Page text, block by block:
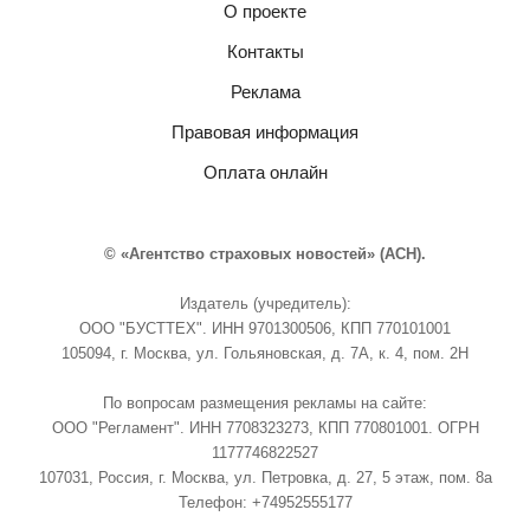
О проекте
Контакты
Реклама
Правовая информация
Оплата онлайн
© «Агентство страховых новостей» (АСН).
Издатель (учредитель):
ООО "БУСТТЕХ". ИНН 9701300506, КПП 770101001
105094, г. Москва, ул. Гольяновская, д. 7А, к. 4, пом. 2Н
По вопросам размещения рекламы на сайте:
ООО "Регламент". ИНН 7708323273, КПП 770801001. ОГРН
1177746822527
107031, Россия, г. Москва, ул. Петровка, д. 27, 5 этаж, пом. 8а
Телефон: +74952555177